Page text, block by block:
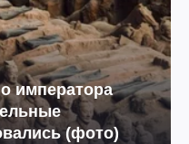
императора
(фото)